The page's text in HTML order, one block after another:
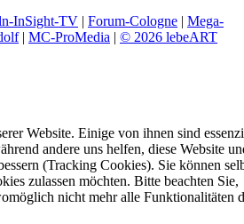
InSight-TV | Forum-Cologne | Mega-
| MC-ProMedia | © 2026 lebeART
Website. Einige von ihnen sind
andere uns helfen, diese Website
(Tracking Cookies). Sie können
zulassen möchten. Bitte beachten Sie,
nicht mehr alle Funktionalitäten